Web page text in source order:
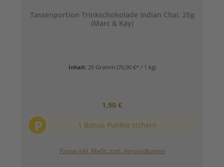
Tassenportion Trinkschokolade Indian Chai, 25g
(Marc & Kay)
Inhalt: 25 Gramm (76,00 €* / 1 kg)
Regulärer Preis:
1,90 €
P 1 Bonus Punkte sichern
Preise inkl. MwSt. zzgl. Versandkosten